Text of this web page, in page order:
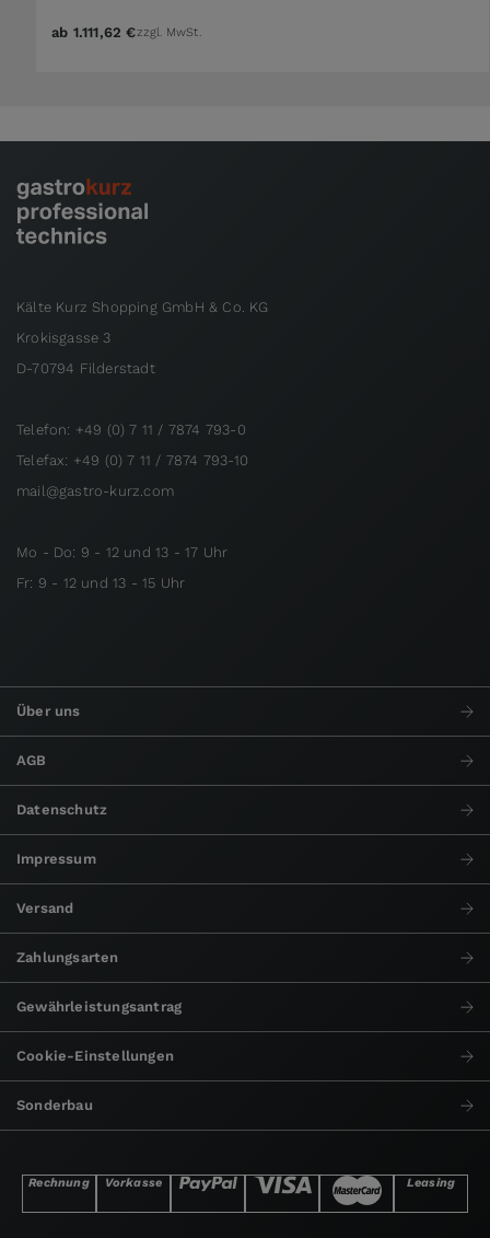
ab 1.111,62 €zzgl. MwSt.
Kälte Kurz Shopping GmbH & Co. KG
Krokisgasse 3
D-70794 Filderstadt
Telefon: +49 (0) 7 11 / 7874 793-0
Telefax: +49 (0) 7 11 / 7874 793-10
mail@gastro-kurz.com
Mo - Do: 9 - 12 und 13 - 17 Uhr
Fr: 9 - 12 und 13 - 15 Uhr
Über uns
AGB
Datenschutz
Impressum
Versand
Zahlungsarten
Gewährleistungsantrag
Cookie-Einstellungen
Sonderbau
Rechnung Vorkasse Leasing